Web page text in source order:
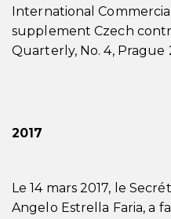
International
supplement Czech
Quarterly, No. 4, Prague
2017
Le 14 mars 2017, le
Angelo Estrella Faria, a